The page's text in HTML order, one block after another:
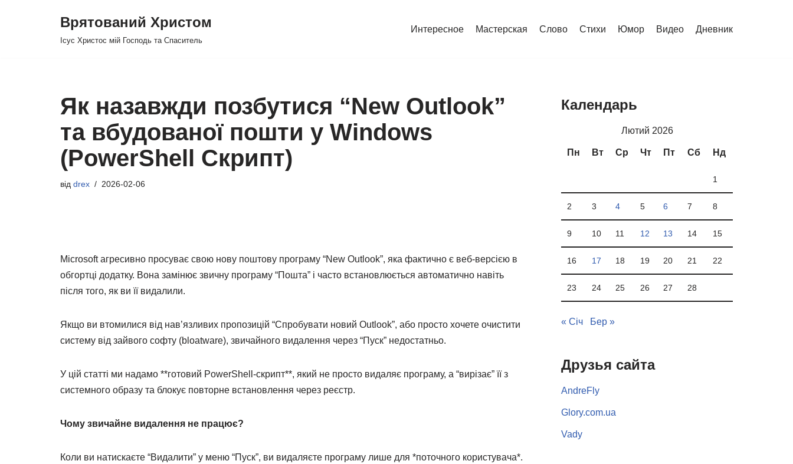
Врятований Христом
Ісус Христос мій Господь та Спаситель
Интересное Мастерская Слово Стихи Юмор Видео Дневник
Як назавжди позбутися “New Outlook”
та вбудованої пошти у Windows
(PowerShell Скрипт)
від drex 2026-02-06
Microsoft агресивно просуває свою нову поштову програму “New Outlook”, яка фактично є веб-версією в
обгортці додатку. Вона замінює звичну програму “Пошта” і часто встановлюється автоматично навіть
після того, як ви її видалили.
Якщо ви втомилися від нав’язливих пропозицій “Спробувати новий Outlook”, або просто хочете очистити
систему від зайвого софту (bloatware), звичайного видалення через “Пуск” недостатньо.
У цій статті ми надамо **готовий PowerShell-скрипт**, який не просто видаляє програму, а “вирізає” її з
системного образу та блокує повторне встановлення через реєстр.
Чому звичайне видалення не працює?
Коли ви натискаєте “Видалити” у меню “Пуск”, ви видаляєте програму лише для *поточного користувача*.
Календарь
Лютий 2026
Пн Вт Ср Чт Пт Сб Нд
1
2 3 4 5 6 7 8
9 10 11 12 13 14 15
16 17 18 19 20 21 22
23 24 25 26 27 28
« Січ Бер »
Друзья сайта
AndreFly
Glory.com.ua
Vady